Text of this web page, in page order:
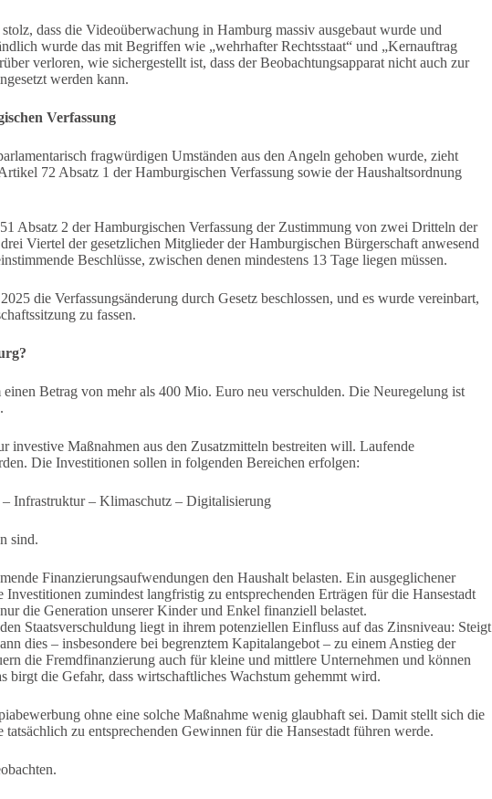
dass die Videoüberwachung in Hamburg massiv ausgebaut wurde und
wurde das mit Begriffen wie „wehrhafter Rechtsstaat“ und „Kernauftrag
verloren, wie sichergestellt ist, dass der Beobachtungsapparat nicht auch zur
werden kann.
Verfassung
fragwürdigen Umständen aus den Angeln gehoben wurde, zieht
72 Absatz 1 der Hamburgischen Verfassung sowie der Haushaltsordnung
Absatz 2 der Hamburgischen Verfassung der Zustimmung von zwei Dritteln der
Viertel der gesetzlichen Mitglieder der Hamburgischen Bürgerschaft anwesend
Beschlüsse, zwischen denen mindestens 13 Tage liegen müssen.
die Verfassungsänderung durch Gesetz beschlossen, und es wurde vereinbart,
zu fassen.
Betrag von mehr als 400 Mio. Euro neu verschulden. Die Neuregelung ist
investive Maßnahmen aus den Zusatzmitteln bestreiten will. Laufende
Die Investitionen sollen in folgenden Bereichen erfolgen:
Infrastruktur – Klimaschutz – Digitalisierung
sind.
Finanzierungsaufwendungen den Haushalt belasten. Ein ausgeglichener
zumindest langfristig zu entsprechenden Erträgen für die Hansestadt
die Generation unserer Kinder und Enkel finanziell belastet.
Staatsverschuldung liegt in ihrem potenziellen Einfluss auf das Zinsniveau: Steigt
dies – insbesondere bei begrenztem Kapitalangebot – zu einem Anstieg der
die Fremdfinanzierung auch für kleine und mittlere Unternehmen und können
birgt die Gefahr, dass wirtschaftliches Wachstum gehemmt wird.
ohne eine solche Maßnahme wenig glaubhaft sei. Damit stellt sich die
zu entsprechenden Gewinnen für die Hansestadt führen werde.